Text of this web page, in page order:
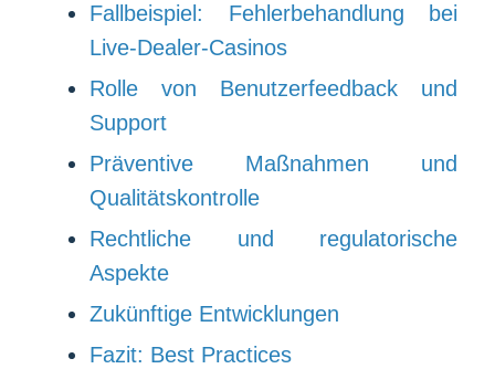
Fallbeispiel: Fehlerbehandlung bei
Live-Dealer-Casinos
Rolle von Benutzerfeedback und
Support
Präventive Maßnahmen und
Qualitätskontrolle
Rechtliche und regulatorische
Aspekte
Zukünftige Entwicklungen
Fazit: Best Practices